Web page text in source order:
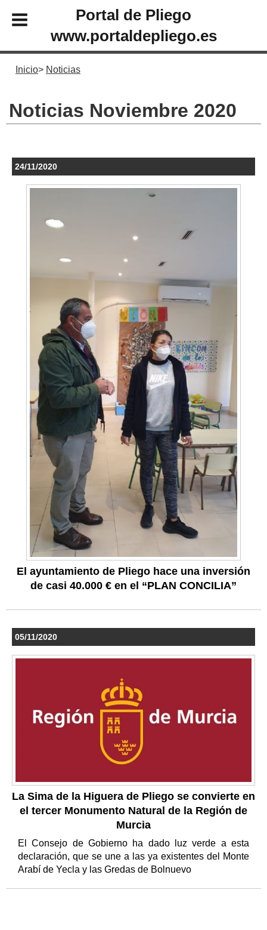
Portal de Pliego
www.portaldepliego.es
Inicio Noticias
Noticias Noviembre 2020
24/11/2020
El ayuntamiento de Pliego hace una inversión
de casi 40.000 € en el “PLAN CONCILIA”
05/11/2020
La Sima de la Higuera de Pliego se convierte en
el tercer Monumento Natural de la Región de
Murcia
El Consejo de Gobierno ha dado luz verde a esta
declaración, que se une a las ya existentes del Monte
Arabí de Yecla y las Gredas de Bolnuevo